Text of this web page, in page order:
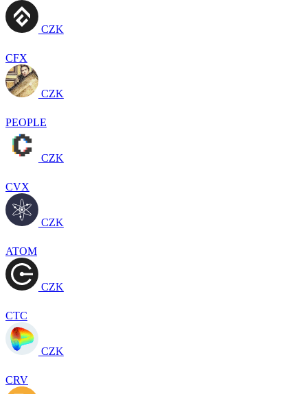
CZK
CFX
CZK
PEOPLE
CZK
CVX
CZK
ATOM
CZK
CTC
CZK
CRV